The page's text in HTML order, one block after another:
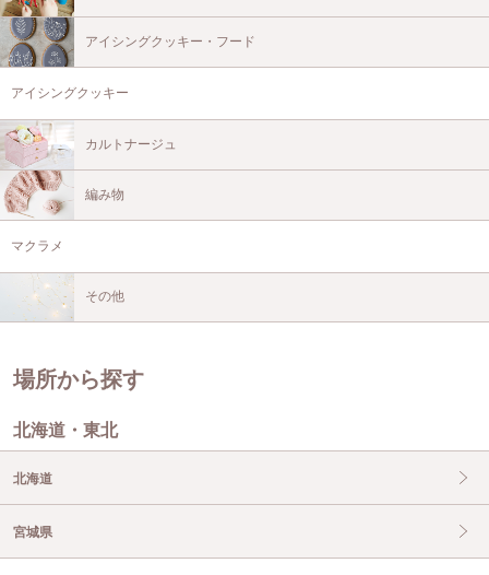
アイシングクッキー・フード
アイシングクッキー
カルトナージュ
編み物
マクラメ
その他
場所から探す
北海道・東北
北海道
宮城県